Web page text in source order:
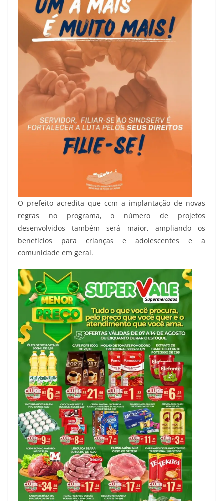
O prefeito acredita que com a implantação de novas
regras no programa, o número de projetos
desenvolvidos também será maior, ampliando os
benefícios para crianças e adolescentes e a
comunidade em geral.